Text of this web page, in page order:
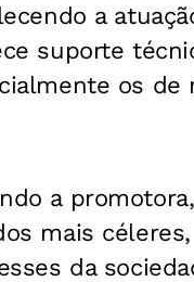
a
suporte
os de
a
mais
da